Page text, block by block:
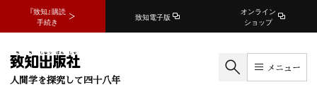
『致知』購読
手続き
致知電子版
オンライン
ショップ
人間学を探究して四十八年
メニュー